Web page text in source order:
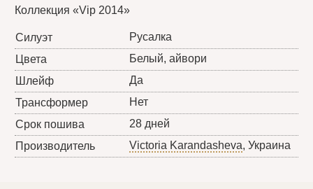
Коллекция «Vip 2014»
Силуэт
Русалка
Цвета
Белый, айвори
Шлейф
Да
Трансформер
Нет
Срок пошива
28 дней
Производитель
Victoria Karandasheva, Украина